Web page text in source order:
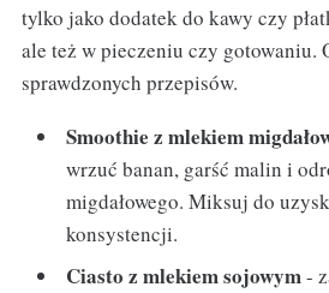
tylko jako dodatek do kawy czy
ale też w pieczeniu czy gotowaniu.
sprawdzonych przepisów.
Smoothie z mlekiem
wrzuć banan, garść malin i
migdałowego. Miksuj do
konsystencji.
Ciasto z mlekiem sojowym-